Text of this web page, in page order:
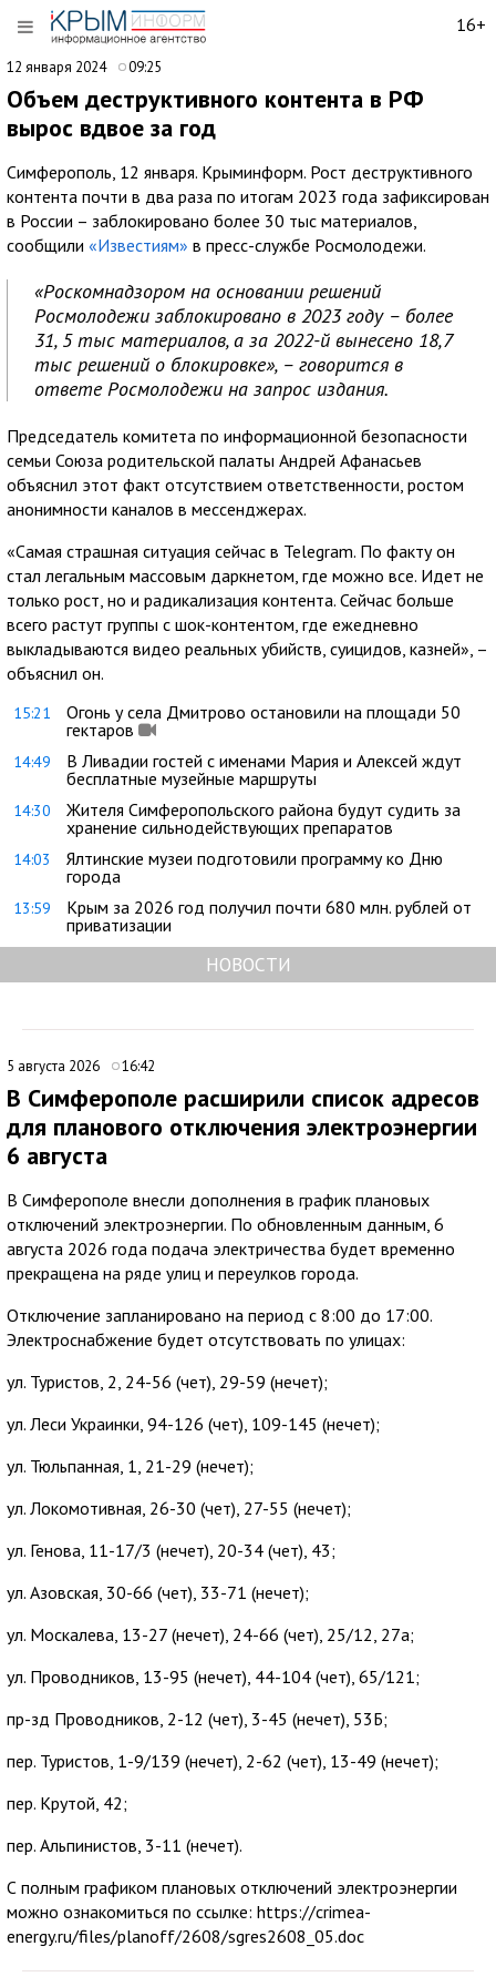
16+
12 января 2024 09:25
Объем деструктивного контента в РФ
вырос вдвое за год
Симферополь, 12 января. Крыминформ. Рост деструктивного
контента почти в два раза по итогам 2023 года зафиксирован
в России – заблокировано более 30 тыс материалов,
сообщили «Известиям» в пресс-службе Росмолодежи.
«Роскомнадзором на основании решений
Росмолодежи заблокировано в 2023 году – более
31, 5 тыс материалов, а за 2022-й вынесено 18,7
тыс решений о блокировке», – говорится в
ответе Росмолодежи на запрос издания.
Председатель комитета по информационной безопасности
семьи Союза родительской палаты Андрей Афанасьев
объяснил этот факт отсутствием ответственности, ростом
анонимности каналов в мессенджерах.
«Самая страшная ситуация сейчас в Telegram. По факту он
стал легальным массовым даркнетом, где можно все. Идет не
только рост, но и радикализация контента. Сейчас больше
всего растут группы с шок-контентом, где ежедневно
выкладываются видео реальных убийств, суицидов, казней», –
объяснил он.
15:21
Огонь у села Дмитрово остановили на площади 50
гектаров
14:49
В Ливадии гостей с именами Мария и Алексей ждут
бесплатные музейные маршруты
14:30
Жителя Симферопольского района будут судить за
хранение сильнодействующих препаратов
14:03
Ялтинские музеи подготовили программу ко Дню
города
13:59
Крым за 2026 год получил почти 680 млн. рублей от
приватизации
НОВОСТИ
5 августа 2026 16:42
В Симферополе расширили список адресов
для планового отключения электроэнергии
6 августа
В Симферополе внесли дополнения в график плановых
отключений электроэнергии. По обновленным данным, 6
августа 2026 года подача электричества будет временно
прекращена на ряде улиц и переулков города.
Отключение запланировано на период с 8:00 до 17:00.
Электроснабжение будет отсутствовать по улицах:
ул. Туристов, 2, 24-56 (чет), 29-59 (нечет);
ул. Леси Украинки, 94-126 (чет), 109-145 (нечет);
ул. Тюльпанная, 1, 21-29 (нечет);
ул. Локомотивная, 26-30 (чет), 27-55 (нечет);
ул. Генова, 11-17/3 (нечет), 20-34 (чет), 43;
ул. Азовская, 30-66 (чет), 33-71 (нечет);
ул. Москалева, 13-27 (нечет), 24-66 (чет), 25/12, 27а;
ул. Проводников, 13-95 (нечет), 44-104 (чет), 65/121;
пр-зд Проводников, 2-12 (чет), 3-45 (нечет), 53Б;
пер. Туристов, 1-9/139 (нечет), 2-62 (чет), 13-49 (нечет);
пер. Крутой, 42;
пер. Альпинистов, 3-11 (нечет).
С полным графиком плановых отключений электроэнергии
можно ознакомиться по ссылке: https://crimea-
energy.ru/files/planoff/2608/sgres2608_05.doc